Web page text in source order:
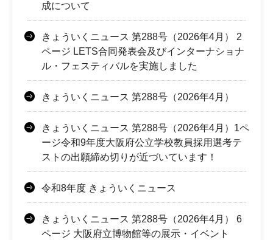
成について
きょういくニュース 第288号（2026年4月） 2
ページ LETS合同発表会及びインターナショナ
ル・フェスティバルを実施しました
きょういくニュース 第288号（2026年4月）
きょういくニュース 第288号（2026年4月）1ペ
ージ令和9年度大阪府公立学校教員採用選考テ
ストの出願締め切りが近づいています！
令和8年度 きょういくニュース
きょういくニュース 第288号（2026年4月） 6
ページ 大阪府立博物館等の展示・イベント